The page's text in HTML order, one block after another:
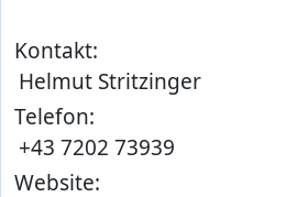
Kontakt:
Helmut Stritzinger
Telefon:
+43 7202 73939
Website: